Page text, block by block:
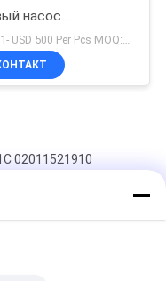
насос
для HINO
FC7J FG FD7J J07E
USD 1- USD 500 Per Pcs MOQ:1 шт.
02011521910
для тележки
Hino БОЛТА